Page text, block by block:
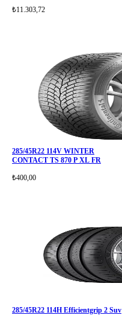
₺11.303,72
285/45R22 114V WINTER
CONTACT TS 870 P XL FR
₺400,00
285/45R22 114H Efficientgrip 2 Suv